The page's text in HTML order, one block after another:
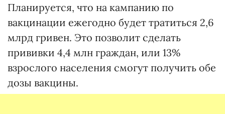
Планируется, что на кампанию по
вакцинации ежегодно будет тратиться 2,6
млрд гривен. Это позволит сделать
прививки 4,4 млн граждан, или 13%
взрослого населения смогут получить обе
дозы вакцины.